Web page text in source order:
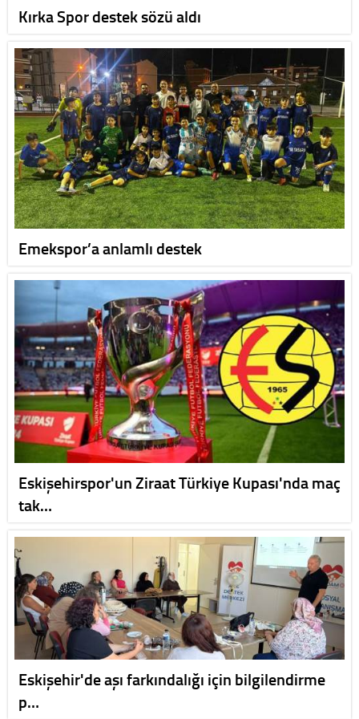
Kırka Spor destek sözü aldı
Emekspor’a anlamlı destek
Eskişehirspor'un Ziraat Türkiye Kupası'nda maç
tak…
Eskişehir'de aşı farkındalığı için bilgilendirme
p…